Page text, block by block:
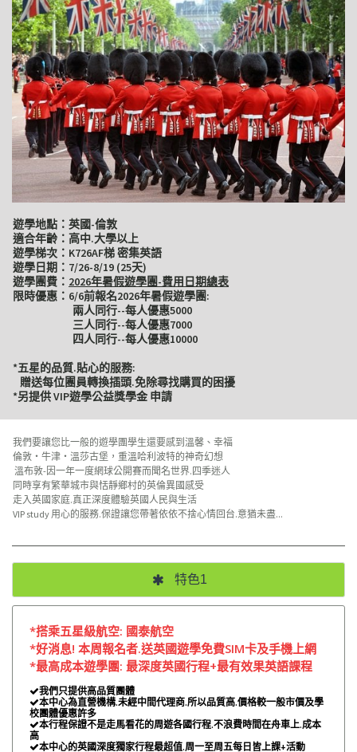
遊學地點：英國-倫敦
適合年齡：高中.大學以上
遊學梯次：K726AF梯 密集英語
遊學日期：7/26-8/19 (25天)
遊學團費： 2026年暑假遊學團-費用日期總表
限時優惠：6/6前報名2026年暑假遊學團:
兩人同行--每人優惠5000
三人同行--每人優惠7000
四人同行--每人優惠10000
*五星的品質.貼心的服務:
贈送每位團員轉換插頭.免除尋找購買的困擾
*另提供 VIP遊學公益獎學金 申請
我們要讓您比一般的遊學團學生還要感到溫馨、幸福
倫敦‧牛津‧溫莎古堡，重溫哈利波特的神奇幻想
溫布敦-因一年一度網球公開賽而聞名世界.四季迷人
同時享有繁華城市與恬靜鄉村的英倫異國感受
走入英國家庭.真正深度體驗英國人民與生活
VIP study 用心的服務.保證讓您帶著依依不捨心情回台.意猶未盡...
特色1
*搭乘五星級航空: 國泰航空
*好消息! 本周報名者.送英國遊學免費SIM卡及手機上網
*最高成本遊學團: 最深度英國行程+最有效果英語課程
我們只提供高品質團體
本中心為直營機構.未經中間代理商.所以品質高.價格較一般市價及學
校團體優惠許多
本行程保證不是走馬看花的周遊各國行程.不浪費時間在舟車上.成本
高
本中心的英國深度獨家行程最超值.周一至周五每日皆上課+活動